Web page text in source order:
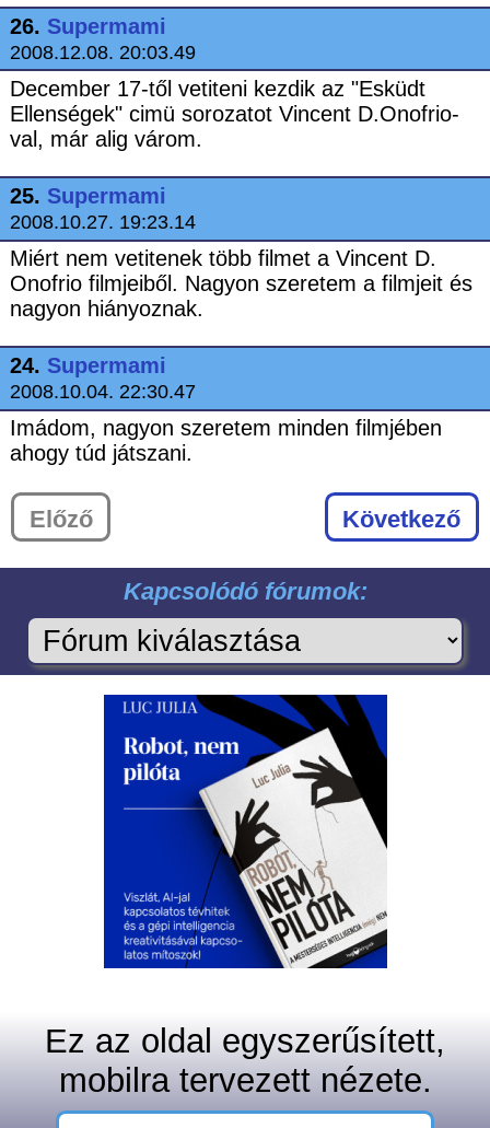
26. Supermami
2008.12.08. 20:03.49
December 17-től vetiteni kezdik az "Esküdt
Ellenségek" cimü sorozatot Vincent D.Onofrio-
val, már alig várom.
25. Supermami
2008.10.27. 19:23.14
Miért nem vetitenek több filmet a Vincent D.
Onofrio filmjeiből. Nagyon szeretem a filmjeit és
nagyon hiányoznak.
24. Supermami
2008.10.04. 22:30.47
Imádom, nagyon szeretem minden filmjében
ahogy túd játszani.
Előző Következő
Kapcsolódó fórumok:
Ez az oldal egyszerűsített,
mobilra tervezett nézete.